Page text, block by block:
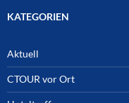
KATEGORIEN
Aktuell
CTOUR vor Ort